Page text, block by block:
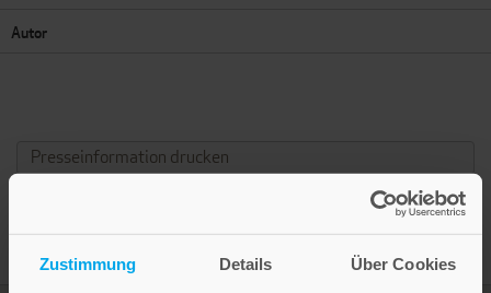
Zustimmung Details Über Cookies
Autor
Presseinformation drucken